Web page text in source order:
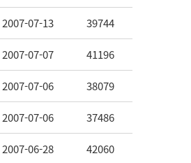
2007-07-13 39744
2007-07-07 41196
2007-07-06 38079
2007-07-06 37486
2007-06-28 42060